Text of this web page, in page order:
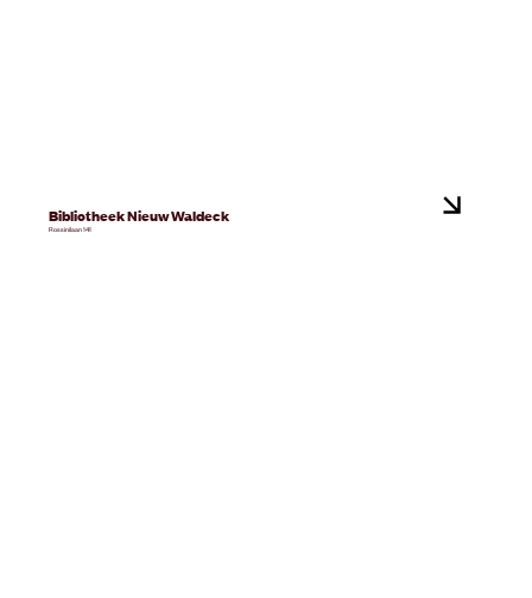
Bibliotheek Nieuw Waldeck
Rossinilaan 141